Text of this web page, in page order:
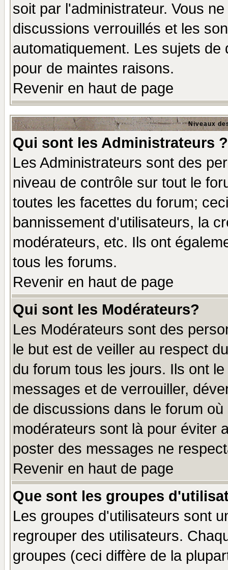
soit par l'administrateur. Vous
discussions verrouillés et les
automatiquement. Les sujets
pour de maintes raisons.
Revenir en haut de page
Niveaux
Qui sont les Administrateurs ?
Les Administrateurs sont des
niveau de contrôle sur tout le
toutes les facettes du forum;
bannissement d'utilisateurs, la
modérateurs, etc. Ils ont
tous les forums.
Revenir en haut de page
Qui sont les Modérateurs?
Les Modérateurs sont des
le but est de veiller au respect
du forum tous les jours. Ils ont
messages et de verrouiller,
de discussions dans le forum
modérateurs sont là pour éviter
poster des messages ne
Revenir en haut de page
Que sont les groupes
Les groupes d'utilisateurs sont
regrouper des utilisateurs.
groupes (ceci diffère de la